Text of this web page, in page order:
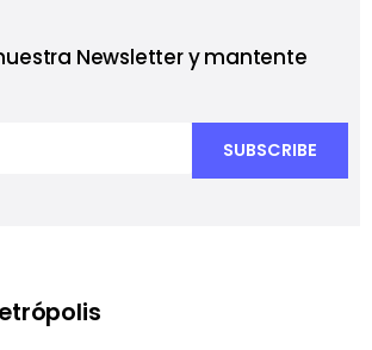
Newsletter y mantente